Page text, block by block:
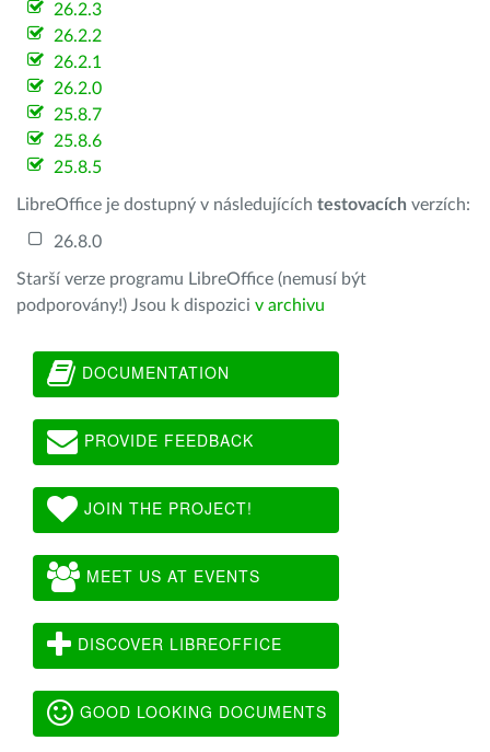
26.2.3
26.2.2
26.2.1
26.2.0
25.8.7
25.8.6
25.8.5
LibreOffice je dostupný v následujících testovacích verzích:
26.8.0
Starší verze programu LibreOffice (nemusí být
podporovány!) Jsou k dispozici v archivu
DOCUMENTATION
PROVIDE FEEDBACK
JOIN THE PROJECT!
MEET US AT EVENTS
DISCOVER LIBREOFFICE
GOOD LOOKING DOCUMENTS